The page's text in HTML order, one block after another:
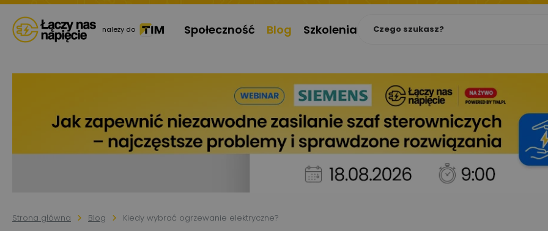
należy do Społeczność Blog Szkolenia
Strona główna Blog Kiedy wybrać ogrzewanie elektryczne?